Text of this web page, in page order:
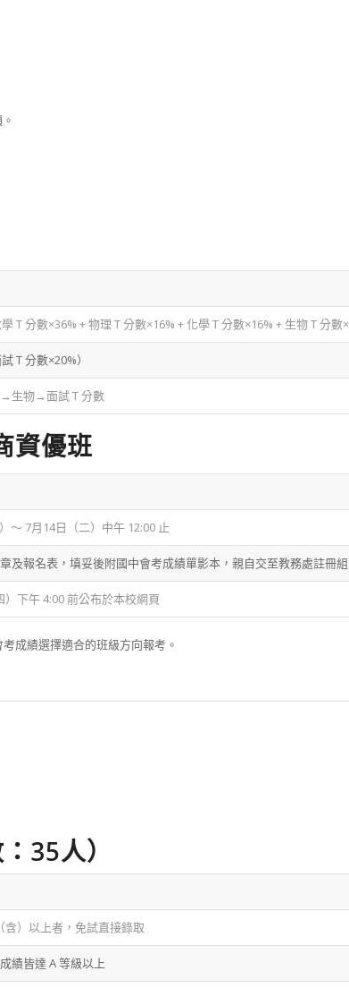
T 分數×36% + 物理 T 分數×16% + 化學 T 分數×16% + 生物 T 分數
T 分數×20%）
生物→面試 T 分數
資優班
～ 7月14日（二）中午 12:00 止
及報名表，填妥後附國中會考成績單影本，親自交至教務處註冊組
）下午 4:00 前公布於本校網頁
成績選擇適合的班級方向報考。
35人）
含）以上者，免試直接錄取
績皆達 A 等級以上